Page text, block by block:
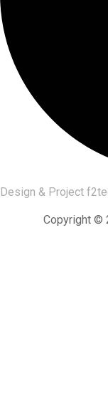
Design & Project
Copyright ©